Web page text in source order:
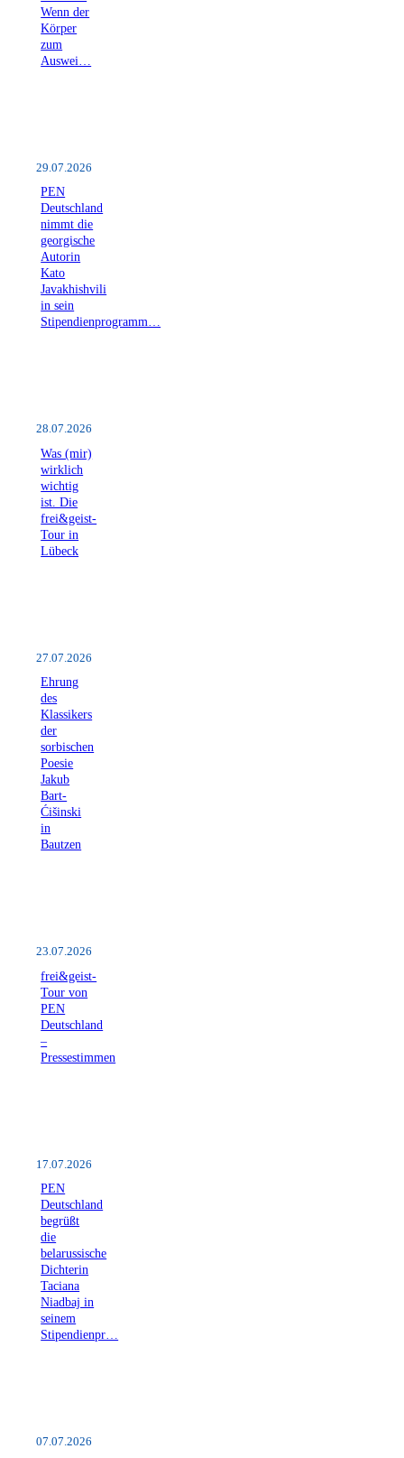
Wenn der
Körper
zum
Auswei…
29.07.2026
PEN
Deutschland
nimmt die
georgische
Autorin
Kato
Javakhishvili
in sein
Stipendienprogramm…
28.07.2026
Was (mir)
wirklich
wichtig
ist. Die
frei&geist-
Tour in
Lübeck
27.07.2026
Ehrung
des
Klassikers
der
sorbischen
Poesie
Jakub
Bart-
Ćišinski
in
Bautzen
23.07.2026
frei&geist-
Tour von
PEN
Deutschland
–
Pressestimmen
17.07.2026
PEN
Deutschland
begrüßt
die
belarussische
Dichterin
Taciana
Niadbaj in
seinem
Stipendienpr…
07.07.2026